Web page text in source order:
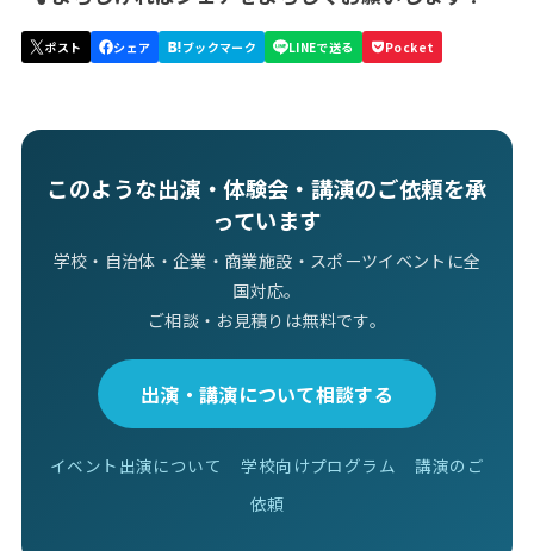
このような出演・体験会・講演のご依頼を承
っています
学校・自治体・企業・商業施設・スポーツイベントに全
国対応。
ご相談・お見積りは無料です。
出演・講演について相談する
イベント出演について 学校向けプログラム
講演のご
依頼